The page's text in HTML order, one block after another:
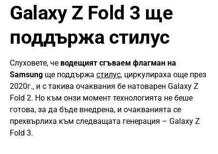
Galaxy Z Fold 3 ще
поддържа стилус
Слуховете, че водещият сгъваем флагман на
Samsung ще поддържа стилус, циркулираха още през
2020г., и с такива очаквания бе натоварен Galaxy Z
Fold 2. Но към онзи момент технологията не беше
готова, за да бъде внедрена, и очакванията се
прехвърлиха към следващата генерация – Galaxy Z
Fold 3.